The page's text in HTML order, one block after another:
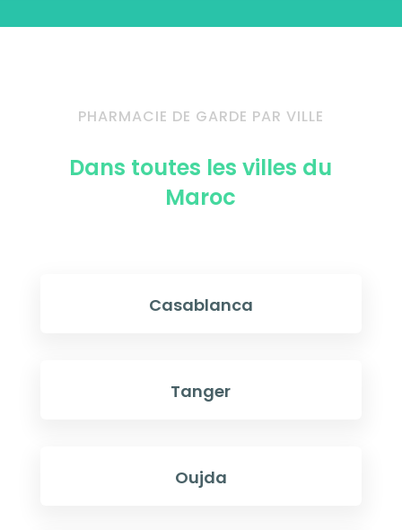
PHARMACIE DE GARDE PAR VILLE
Dans toutes les villes du
Maroc
Casablanca
Tanger
Oujda